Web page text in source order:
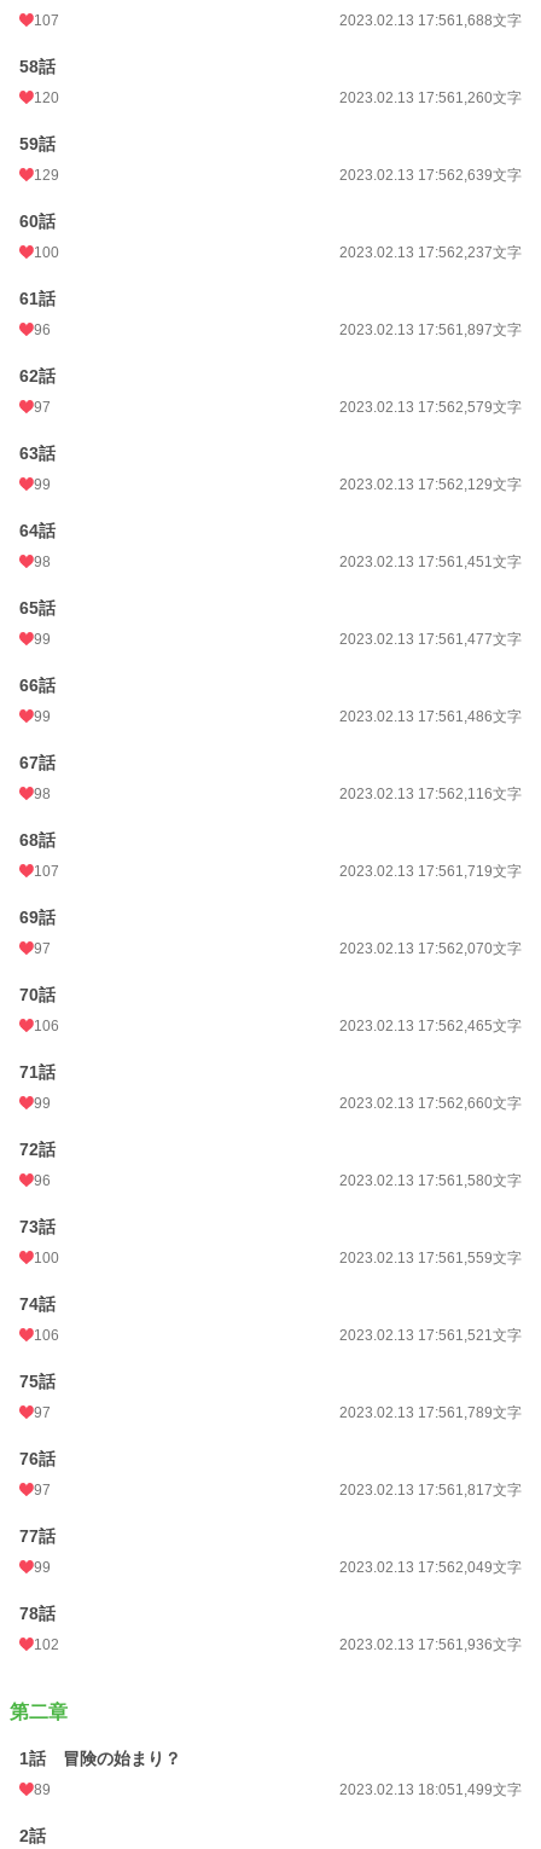
107 2023.02.13 17:561,688文字
58話
120 2023.02.13 17:561,260文字
59話
129 2023.02.13 17:562,639文字
60話
100 2023.02.13 17:562,237文字
61話
96 2023.02.13 17:561,897文字
62話
97 2023.02.13 17:562,579文字
63話
99 2023.02.13 17:562,129文字
64話
98 2023.02.13 17:561,451文字
65話
99 2023.02.13 17:561,477文字
66話
99 2023.02.13 17:561,486文字
67話
98 2023.02.13 17:562,116文字
68話
107 2023.02.13 17:561,719文字
69話
97 2023.02.13 17:562,070文字
70話
106 2023.02.13 17:562,465文字
71話
99 2023.02.13 17:562,660文字
72話
96 2023.02.13 17:561,580文字
73話
100 2023.02.13 17:561,559文字
74話
106 2023.02.13 17:561,521文字
75話
97 2023.02.13 17:561,789文字
76話
97 2023.02.13 17:561,817文字
77話
99 2023.02.13 17:562,049文字
78話
102 2023.02.13 17:561,936文字
第二章
1話 冒険の始まり？
89 2023.02.13 18:051,499文字
2話